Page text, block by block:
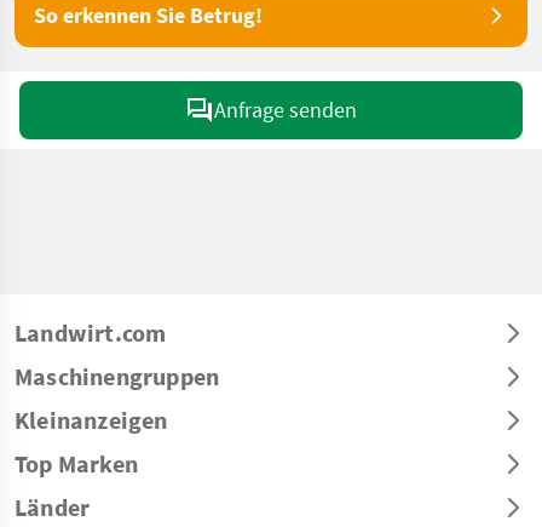
So erkennen Sie Betrug!
Anfrage senden
Landwirt.com
Maschinengruppen
Kleinanzeigen
Top Marken
Länder